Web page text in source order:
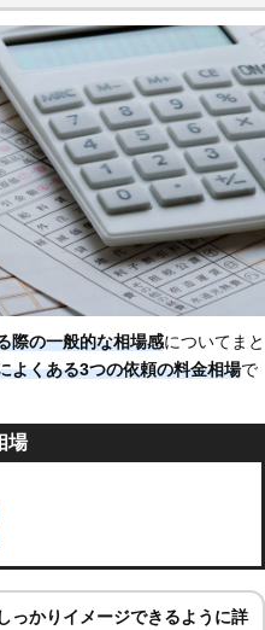
際の一般的な相場感についてまと
よくある3つの依頼の料金相場で
場
っかり イメージできるように詳